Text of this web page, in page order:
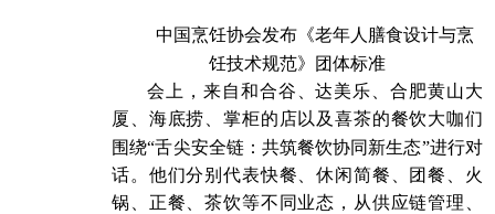
中国烹饪协会发布《老年人膳食设计与烹
饪技术规范》团体标准
会上，来自和合谷、达美乐、合肥黄山大
厦、海底捞、掌柜的店以及喜茶的餐饮大咖们
围绕“舌尖安全链：共筑餐饮协同新生态”进行对
话。他们分别代表快餐、休闲简餐、团餐、火
锅、正餐、茶饮等不同业态，从供应链管理、